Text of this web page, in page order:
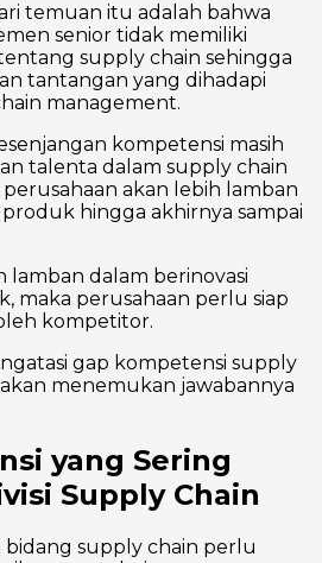
temuan itu adalah bahwa
senior tidak memiliki
supply chain sehingga
tantangan yang dihadapi
management.
kompetensi masih
talenta dalam supply chain
akan lebih lamban
hingga akhirnya sampai
lamban dalam berinovasi
maka perusahaan perlu siap
kompetitor.
gap kompetensi supply
menemukan jawabannya
yang Sering
Supply Chain
bidang supply chain perlu